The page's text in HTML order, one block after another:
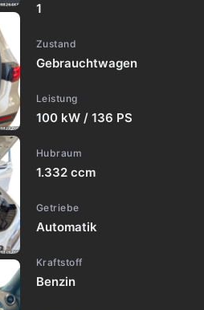
1
Zustand
Gebrauchtwagen
Leistung
100 kW / 136 PS
Hubraum
1.332 ccm
Getriebe
Automatik
Kraftstoff
Benzin